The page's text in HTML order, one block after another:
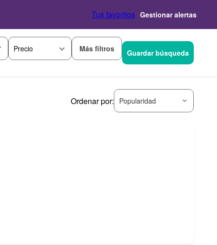
Tus favoritos Gestionar alertas
Precio Más filtros Guardar búsqueda
Ordenar por: Popularidad